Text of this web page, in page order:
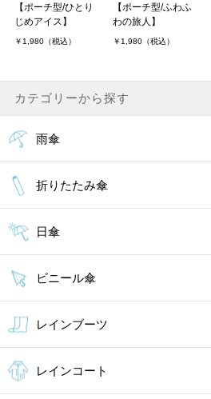
【ポーチ型/ひとり
じめアイス】
￥1,980（税込）
【ポーチ型/ふわふ
わの旅人】
￥1,980（税込）
カテゴリーから探す
雨傘
折りたたみ傘
日傘
ビニール傘
レインブーツ
レインコート